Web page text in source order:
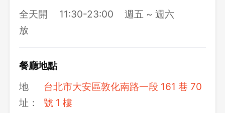
全天開
放
11:30-23:00 週五 ~ 週六
餐廳地點
地
址：
台北市大安區敦化南路一段 161 巷 70
號 1 樓